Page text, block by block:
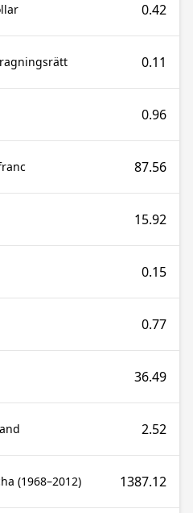
0.42
0.11
0.96
87.56
15.92
0.15
0.77
36.49
2.52
(1968–2012) 1387.12